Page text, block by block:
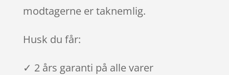
modtagerne er taknemlig.
Husk du får:
✓ 2 års garanti på alle varer